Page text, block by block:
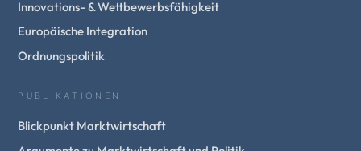
Innovations- & Wettbewerbsfähigkeit
Europäische Integration
Ordnungspolitik
PUBLIKATIONEN
Blickpunkt Marktwirtschaft